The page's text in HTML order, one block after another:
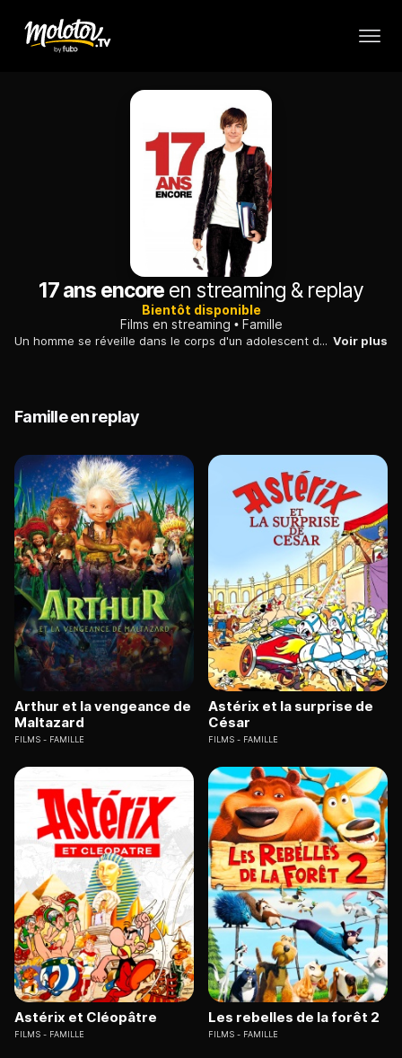
17 ans encore en streaming & replay
Bientôt disponible
Films en streaming
Famille
Un homme se réveille dans le corps d'un adolescent de 17 ans. Il en profite pour tenter de récupérer sa femme et d'arranger sa relation avec ses enfants. Voir plus
Famille en replay
Arthur et la vengeance de
Maltazard
FILMS FAMILLE
Astérix et la surprise de
César
FILMS FAMILLE
Astérix et Cléopâtre
FILMS FAMILLE
Les rebelles de la forêt 2
FILMS FAMILLE